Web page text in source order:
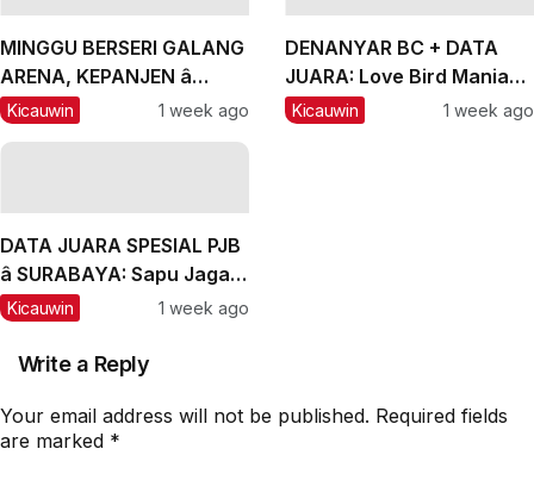
MINGGU BERSERI GALANG
ARENA, KEPANJEN â
MALANG, #2: CH Lexus
Kicauwin 1 week ago
DENANYAR BC + DATA
JUARA: Love Bird Mania
Incar Piala Mandor
Kicauwin 1 week ago
DATA JUARA SPESIAL PJB
â SURABAYA: Sapu Jagad
Nyaris Meraih Hatrik
Kicauwin 1 week ago
Write a Reply
Your email address will not be published. Required fields
are marked *